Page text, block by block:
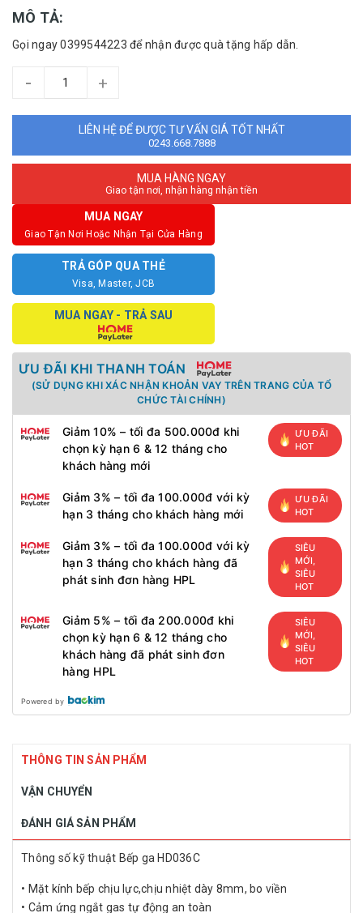
MÔ TẢ:
Gọi ngay 0399544223 để nhận được quà tặng hấp dẫn.
- +
LIÊN HỆ ĐỂ ĐƯỢC TƯ VẤN GIÁ TỐT NHẤT
0243.668.7888
MUA HÀNG NGAY
Giao tận nơi, nhận hàng nhận tiền
MUA NGAY
Giao Tận Nơi Hoặc Nhận Tại Cửa Hàng
TRẢ GÓP QUA THẺ
Visa, Master, JCB
MUA NGAY - TRẢ SAU
ƯU ĐÃI KHI THANH TOÁN
(SỬ DỤNG KHI XÁC NHẬN KHOẢN VAY TRÊN TRANG CỦA TỔ
CHỨC TÀI CHÍNH)
Giảm 10% – tối đa 500.000đ khi
chọn kỳ hạn 6 & 12 tháng cho
khách hàng mới
ƯU ĐÃI
HOT
Giảm 3% – tối đa 100.000đ với kỳ
hạn 3 tháng cho khách hàng mới
ƯU ĐÃI
HOT
Giảm 3% – tối đa 100.000đ với kỳ
hạn 3 tháng cho khách hàng đã
phát sinh đơn hàng HPL
SIÊU
MỚI,
SIÊU
HOT
Giảm 5% – tối đa 200.000đ khi
chọn kỳ hạn 6 & 12 tháng cho
khách hàng đã phát sinh đơn
hàng HPL
SIÊU
MỚI,
SIÊU
HOT
Powered by
THÔNG TIN SẢN PHẨM
VẬN CHUYỂN
ĐÁNH GIÁ SẢN PHẨM
Thông số kỹ thuật Bếp ga HD036C
• Mặt kính bếp chịu lực,chịu nhiệt dày 8mm, bo viền
• Cảm ứng ngắt gas tự động an toàn